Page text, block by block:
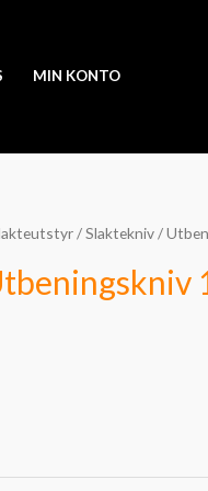
MIN KONTO
/ Slaktekniv /